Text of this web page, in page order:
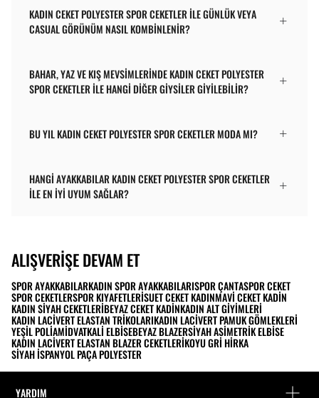
KADIN CEKET POLYESTER SPOR CEKETLER ILE GÜNLÜK VEYA
CASUAL GÖRÜNÜM NASIL KOMBINLENIR?
BAHAR, YAZ VE KIŞ MEVSIMLERINDE KADIN CEKET POLYESTER
SPOR CEKETLER ILE HANGI DIĞER GIYSILER GIYILEBILIR?
BU YIL KADIN CEKET POLYESTER SPOR CEKETLER MODA MI?
HANGI AYAKKABILAR KADIN CEKET POLYESTER SPOR CEKETLER
ILE EN İYI UYUM SAĞLAR?
ALIŞVERIŞE DEVAM ET
SPOR AYAKKABILARKADIN SPOR AYAKKABILARISPOR ÇANTASPOR CEKET
SPOR CEKETLERSPOR KIYAFETLERISUET CEKET KADINMAVI CEKET KADIN
KADIN SIYAH CEKETLERIBEYAZ CEKET KADINKADIN ALT GIYIMLERI
KADIN LACIVERT ELASTAN TRIKOLARIKADIN LACIVERT PAMUK GÖMLEKLERI
YEŞIL POLIAMIDVATKALI ELBISEBEYAZ BLAZERSIYAH ASIMETRIK ELBISE
KADIN LACIVERT ELASTAN BLAZER CEKETLERIKOYU GRI HIRKA
SIYAH İSPANYOL PAÇA POLYESTER
YARDIM